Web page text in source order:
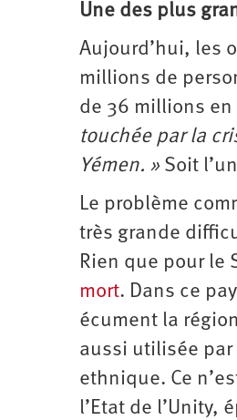
Une des plus
Aujourd’hui, les
millions de
de 36 millions
touchée par la
Yémen. » Soit
Le problème
très grande
Rien que pour le
mort. Dans ce
écument la
aussi utilisée par
ethnique. Ce
l’Etat de